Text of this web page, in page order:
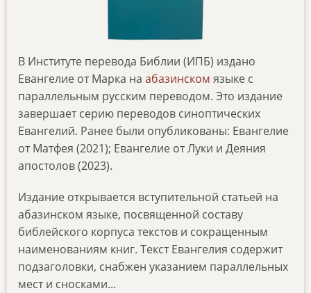
В Институте перевода Библии (ИПБ) издано
Евангелие от Марка на абазинском языке с
параллельным русским переводом. Это издание
завершает серию переводов синоптических
Евангелий. Ранее были опубликованы: Евангелие
от Матфея (2021); Евангелие от Луки и Деяния
апостолов (2023).
Издание открывается вступительной статьей на
абазинском языке, посвященной составу
библейского корпуса текстов и сокращенным
наименованиям книг. Текст Евангелия содержит
подзаголовки, снабжен указанием параллельных
мест и сносками...